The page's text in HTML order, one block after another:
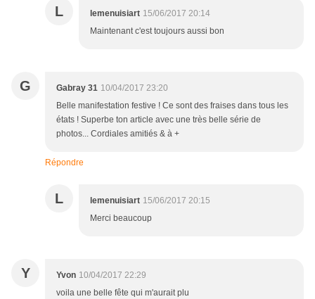
L lemenuisiart 15/06/2017 20:14
Maintenant c'est toujours aussi bon
G Gabray 31 10/04/2017 23:20
Belle manifestation festive ! Ce sont des fraises dans tous les
états ! Superbe ton article avec une très belle série de
photos... Cordiales amitiés & à +
Répondre
L lemenuisiart 15/06/2017 20:15
Merci beaucoup
Y Yvon 10/04/2017 22:29
voila une belle fête qui m'aurait plu